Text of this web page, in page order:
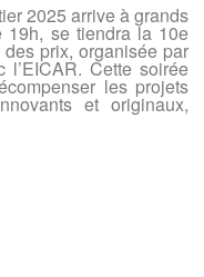
2025 arrive à grands
se tiendra la 10e
prix, organisée par
l’EICAR. Cette soirée
les projets
et originaux,